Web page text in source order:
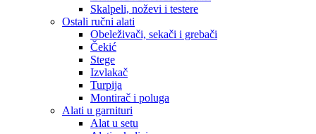
Skalpeli, noževi i testere
Ostali ručni alati
Obeleživači, sekači i grebači
Čekić
Stege
Izvlakač
Turpija
Montirač i poluga
Alati u garnituri
Alat u setu